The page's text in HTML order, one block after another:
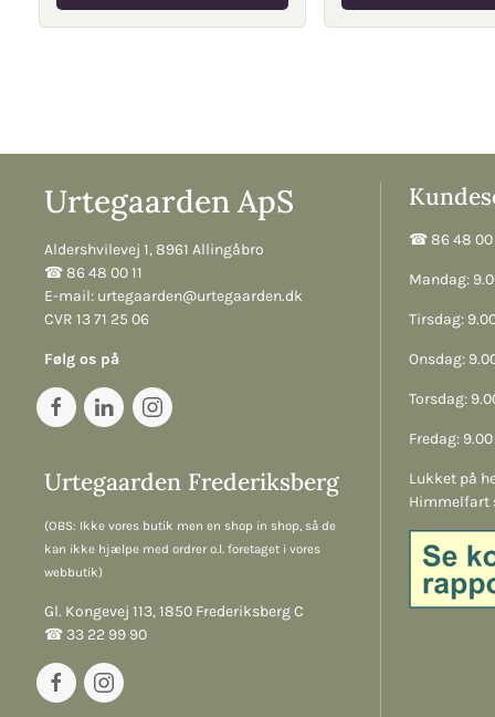
Urtegaarden ApS
Aldershvilevej 1, 8961 Allingåbro
☎︎ 86 48 00 11
E-mail: urtegaarden@urtegaarden.dk
CVR 13 71 25 06
Følg os på
Urtegaarden Frederiksberg
(OBS: Ikke vores butik men en shop in shop, så de
kan ikke hjælpe med ordrer o.l. foretaget i vores
webbutik)
Gl. Kongevej 113, 1850 Frederiksberg C
☎︎ 33 22 99 90
☎︎ 86 48 00
Mandag:
Tirsdag:
Onsdag:
Torsdag:
Fredag:
Lukket på
Himmelfart